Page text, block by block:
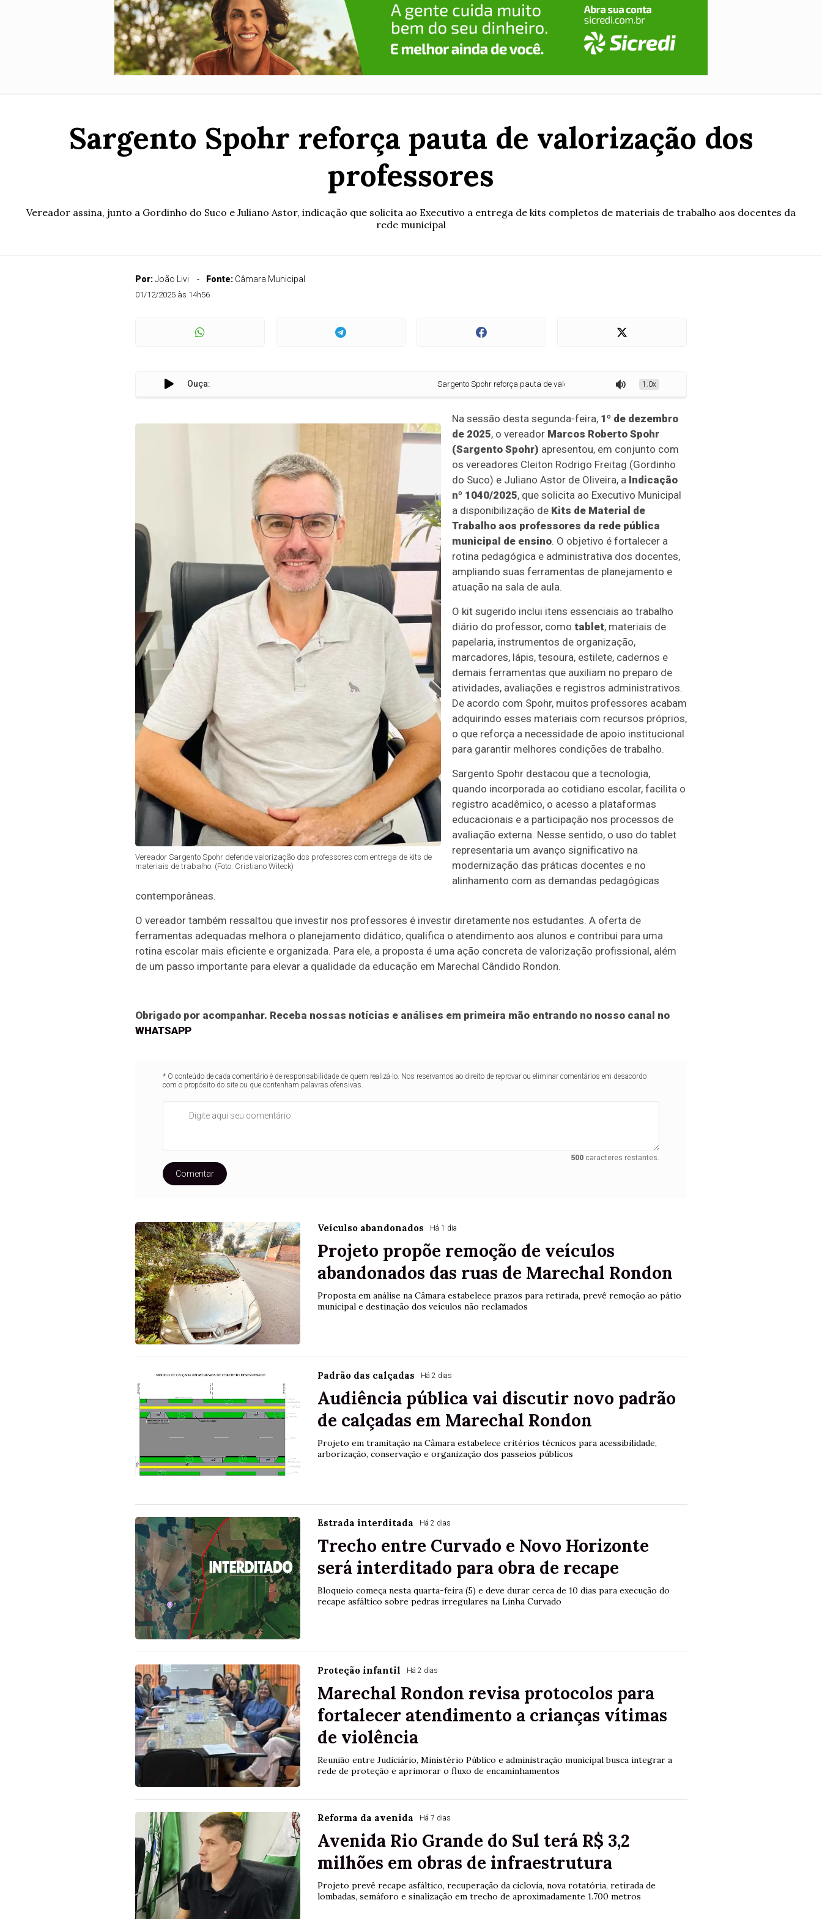
Sargento Spohr reforça pauta de valorização dos
professores
Vereador assina, junto a Gordinho do Suco e Juliano Astor, indicação que solicita ao Executivo a entrega de kits completos de materiais de trabalho aos docentes da
rede municipal
Por:João Livi Fonte: Câmara Municipal
01/12/2025 às 14h56
Ouça: Sargento Spohr reforça pauta de valorização dos professores 1.0x
Vereador Sargento Spohr defende valorização dos professores com entrega de kits de
materiais de trabalho. (Foto: Cristiano Witeck)
Na sessão desta segunda-feira, 1º de dezembro
de 2025, o vereador Marcos Roberto Spohr
(Sargento Spohr) apresentou, em conjunto com
os vereadores Cleiton Rodrigo Freitag (Gordinho
do Suco) e Juliano Astor de Oliveira, a Indicação
nº 1040/2025, que solicita ao Executivo Municipal
a disponibilização de Kits de Material de
Trabalho aos professores da rede pública
municipal de ensino. O objetivo é fortalecer a
rotina pedagógica e administrativa dos docentes,
ampliando suas ferramentas de planejamento e
atuação na sala de aula.
O kit sugerido inclui itens essenciais ao trabalho
diário do professor, como tablet, materiais de
papelaria, instrumentos de organização,
marcadores, lápis, tesoura, estilete, cadernos e
demais ferramentas que auxiliam no preparo de
atividades, avaliações e registros administrativos.
De acordo com Spohr, muitos professores acabam
adquirindo esses materiais com recursos próprios,
o que reforça a necessidade de apoio institucional
para garantir melhores condições de trabalho.
Sargento Spohr destacou que a tecnologia,
quando incorporada ao cotidiano escolar, facilita o
registro acadêmico, o acesso a plataformas
educacionais e a participação nos processos de
avaliação externa. Nesse sentido, o uso do tablet
representaria um avanço significativo na
modernização das práticas docentes e no
alinhamento com as demandas pedagógicas
contemporâneas.
O vereador também ressaltou que investir nos professores é investir diretamente nos estudantes. A oferta de
ferramentas adequadas melhora o planejamento didático, qualifica o atendimento aos alunos e contribui para uma
rotina escolar mais eficiente e organizada. Para ele, a proposta é uma ação concreta de valorização profissional, além
de um passo importante para elevar a qualidade da educação em Marechal Cândido Rondon.
Obrigado por acompanhar. Receba nossas notícias e análises em primeira mão entrando no nosso canal no
WHATSAPP
* O conteúdo de cada comentário é de responsabilidade de quem realizá-lo. Nos reservamos ao direito de reprovar ou eliminar comentários em desacordo
com o propósito do site ou que contenham palavras ofensivas.
500 caracteres restantes.
Comentar
Veículso abandonados Há 1 dia
Projeto propõe remoção de veículos
abandonados das ruas de Marechal Rondon
Proposta em análise na Câmara estabelece prazos para retirada, prevê remoção ao pátio
municipal e destinação dos veículos não reclamados
Padrão das calçadas Há 2 dias
Audiência pública vai discutir novo padrão
de calçadas em Marechal Rondon
Projeto em tramitação na Câmara estabelece critérios técnicos para acessibilidade,
arborização, conservação e organização dos passeios públicos
Estrada interditada Há 2 dias
Trecho entre Curvado e Novo Horizonte
será interditado para obra de recape
Bloqueio começa nesta quarta-feira (5) e deve durar cerca de 10 dias para execução do
recape asfáltico sobre pedras irregulares na Linha Curvado
Proteção infantil Há 2 dias
Marechal Rondon revisa protocolos para
fortalecer atendimento a crianças vítimas
de violência
Reunião entre Judiciário, Ministério Público e administração municipal busca integrar a
rede de proteção e aprimorar o fluxo de encaminhamentos
Reforma da avenida Há 7 dias
Avenida Rio Grande do Sul terá R$ 3,2
milhões em obras de infraestrutura
Projeto prevê recape asfáltico, recuperação da ciclovia, nova rotatória, retirada de
lombadas, semáforo e sinalização em trecho de aproximadamente 1.700 metros